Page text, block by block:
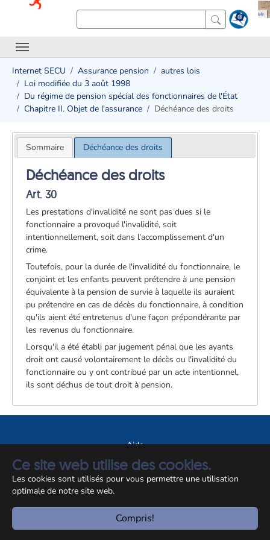
Ce site web utilise des cookies.
Les cookies sont utilisés pour vous permettre une utilisation
optimale de notre site web.
Compris!
Internet SECU Assurance pension
autres lois
Loi modifiée du 3 août 1998
Du régime de pension spécial des fonctionnaires de l'État
Chapitre II. Objet de l'assurance
Déchéance des droits
Sommaire Déchéance des droits
Déchéance des droits
Art. 30
Les prestations d'invalidité ne sont pas dues si le
fonctionnaire a provoqué l'invalidité, soit
intentionnellement, soit dans l'accomplissement d'un
crime.
Toutefois, pour la durée de l'invalidité du fonctionnaire, le
conjoint et les enfants peuvent prétendre à une pension
équivalente à la pension de survie à laquelle ils auraient
pu prétendre en cas de décès du fonctionnaire, à condition
qu'ils aient été entretenus d'une façon prépondérante par
les revenus du fonctionnaire.
Lorsqu'il a été établi par jugement pénal que les ayants
droit ont causé volontairement le décès ou l'invalidité du
fonctionnaire ou y ont contribué par un acte intentionnel,
ils sont déchus de tout droit à pension.
Aide
A propos du site
Notice légale
© CCSS 2026